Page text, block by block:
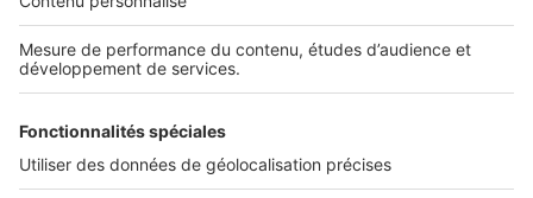
Services pro
Accès client